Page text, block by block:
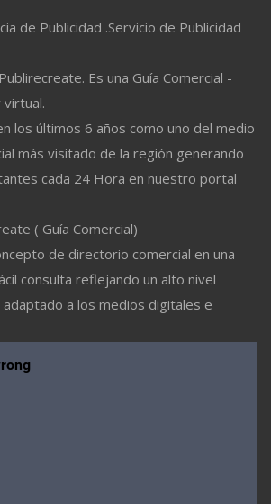
de Publicidad .Servicio de Publicidad
Es una Guía Comercial -
los últimos 6 años como uno del medio
más visitado de la región generando
cada 24 Hora en nuestro portal
( Guía Comercial)
de directorio comercial en una
consulta reflejando un alto nivel
a los medios digitales e